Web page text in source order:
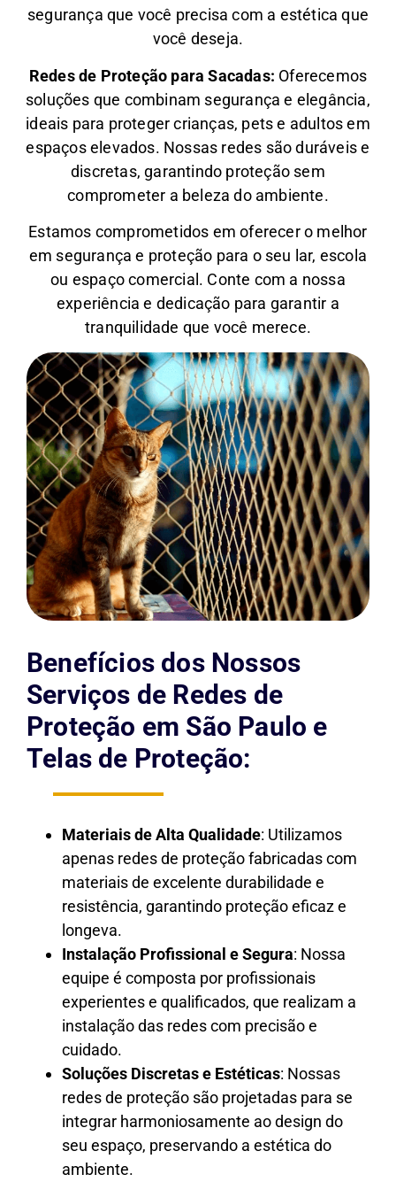
segurança que você precisa com a estética que
você deseja.
Redes de Proteção para Sacadas: Oferecemos
soluções que combinam segurança e elegância,
ideais para proteger crianças, pets e adultos em
espaços elevados. Nossas redes são duráveis e
discretas, garantindo proteção sem
comprometer a beleza do ambiente.
Estamos comprometidos em oferecer o melhor
em segurança e proteção para o seu lar, escola
ou espaço comercial. Conte com a nossa
experiência e dedicação para garantir a
tranquilidade que você merece.
Benefícios dos Nossos
Serviços de Redes de
Proteção em São Paulo e
Telas de Proteção:
Materiais de Alta Qualidade: Utilizamos
apenas redes de proteção fabricadas com
materiais de excelente durabilidade e
resistência, garantindo proteção eficaz e
longeva.
Instalação Profissional e Segura: Nossa
equipe é composta por profissionais
experientes e qualificados, que realizam a
instalação das redes com precisão e
cuidado.
Soluções Discretas e Estéticas: Nossas
redes de proteção são projetadas para se
integrar harmoniosamente ao design do
seu espaço, preservando a estética do
ambiente.